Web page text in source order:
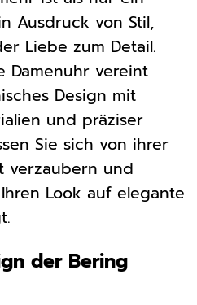
Ausdruck von Stil,
Liebe zum Detail.
Damenuhr vereint
Design mit
und präziser
Sie sich von ihrer
verzaubern und
Look auf elegante
der Bering